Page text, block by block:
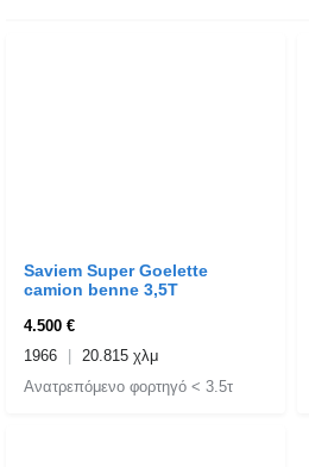
Saviem Super Goelette
camion benne 3,5T
4.500 €
Ανατρεπόμενο φορτηγό < 3.5τ
1966 20.815 χλμ